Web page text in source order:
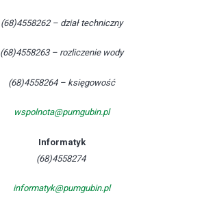
(68)4558262 – dział techniczny
(68)4558263 – rozliczenie wody
(68)4558264 – księgowość
wspolnota@pumgubin.pl
Informatyk
(68)4558274
informatyk@pumgubin.pl